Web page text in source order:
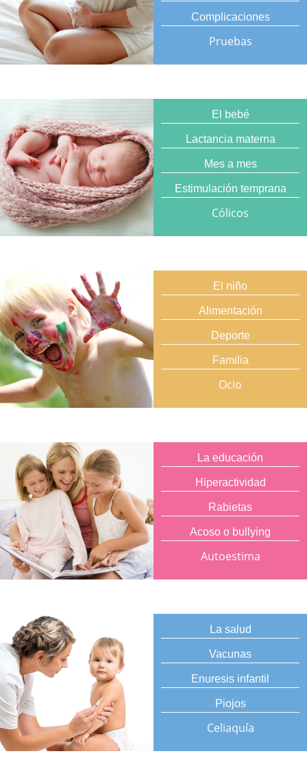
Complicaciones
Pruebas
El bebé
Lactancia materna
Mes a mes
Estimulación temprana
Cólicos
El niño
Alimentación
Deporte
Familia
Ocio
La educación
Hiperactividad
Rabietas
Acoso o bullying
Autoestima
La salud
Vacunas
Enuresis infantil
Piojos
Celiaquía